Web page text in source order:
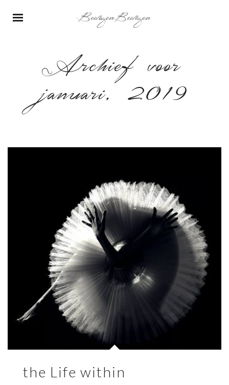
Archief voor
januari, 2019
the Life within